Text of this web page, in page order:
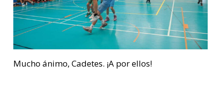
Mucho ánimo, Cadetes. ¡A por ellos!